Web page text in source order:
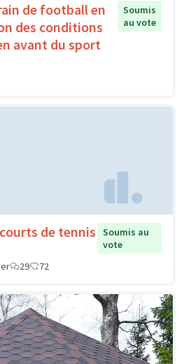
de football en
des conditions
avant du sport
Soumis
au vote
de tennis
Soumis au
vote
29 72